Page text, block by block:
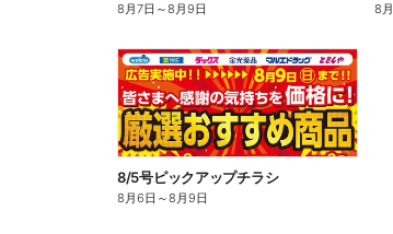
8月7日 ～8月9日 8
8/5号ピックアップチラシ
8月6日 ～8月9日